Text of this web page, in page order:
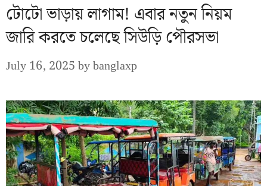
টোটো ভাড়ায় লাগাম! এবার নতুন নিয়ম
জারি করতে চলেছে সিউড়ি পৌরসভা
July 16, 2025bybanglaxp